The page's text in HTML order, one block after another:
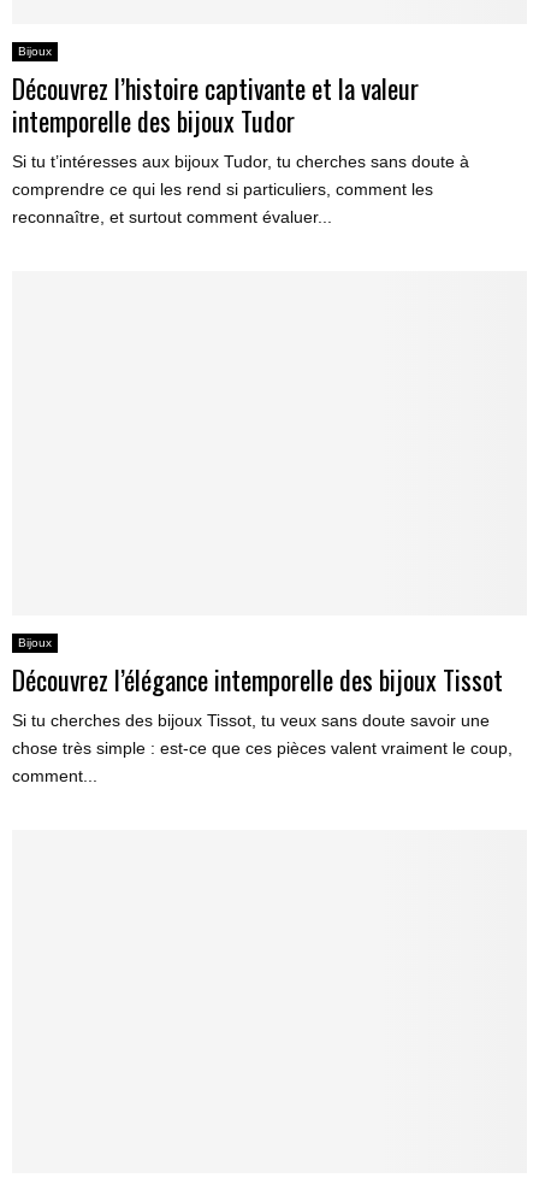
Bijoux
Découvrez l’histoire captivante et la valeur
intemporelle des bijoux Tudor
Si tu t’intéresses aux bijoux Tudor, tu cherches sans doute à
comprendre ce qui les rend si particuliers, comment les
reconnaître, et surtout comment évaluer...
Bijoux
Découvrez l’élégance intemporelle des bijoux Tissot
Si tu cherches des bijoux Tissot, tu veux sans doute savoir une
chose très simple : est-ce que ces pièces valent vraiment le coup,
comment...